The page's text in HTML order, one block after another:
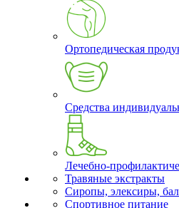
Ортопедическая
Средства
Лечебно-
Травяные экстракты
Сиропы, элексиры,
Спортивное питание